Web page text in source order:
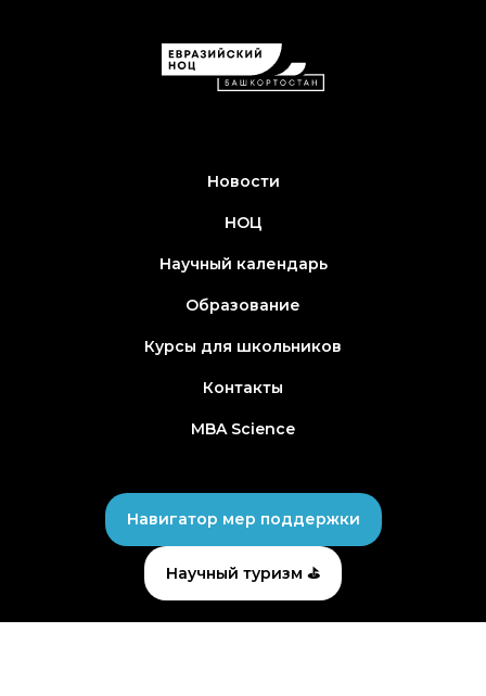
Новости
НОЦ
Научный календарь
Образование
Курсы для школьников
Контакты
MBA Science
Навигатор мер поддержки
Научный туризм ⛳